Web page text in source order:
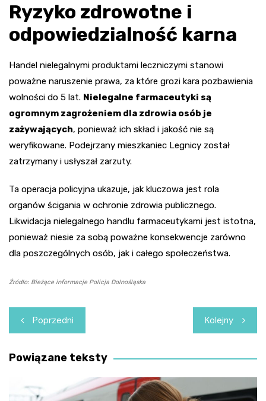
Ryzyko zdrowotne i
odpowiedzialność karna
Handel nielegalnymi produktami leczniczymi stanowi
poważne naruszenie prawa, za które grozi kara pozbawienia
wolności do 5 lat. Nielegalne farmaceutyki są
ogromnym zagrożeniem dla zdrowia osób je
zażywających, ponieważ ich skład i jakość nie są
weryfikowane. Podejrzany mieszkaniec Legnicy został
zatrzymany i usłyszał zarzuty.
Ta operacja policyjna ukazuje, jak kluczowa jest rola
organów ścigania w ochronie zdrowia publicznego.
Likwidacja nielegalnego handlu farmaceutykami jest istotna,
ponieważ niesie za sobą poważne konsekwencje zarówno
dla poszczególnych osób, jak i całego społeczeństwa.
Źródło: Bieżące informacje Policja Dolnośląska
Nawigacja
wpisu
Poprzedni Kolejny
Powiązane teksty